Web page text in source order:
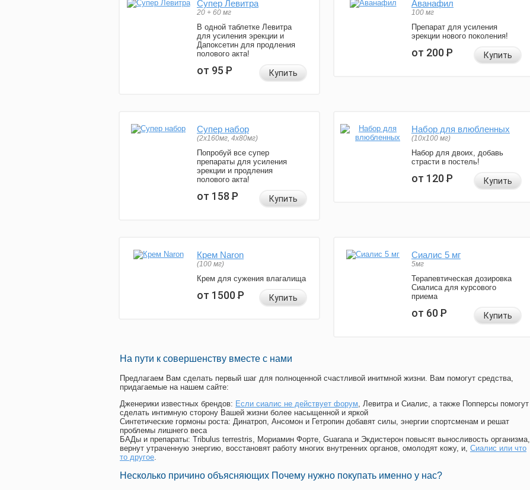
Супер Левитра
20 + 60 мг
В одной таблетке Левитра
для усиления эрекции и
Дапоксетин для продления
полового акта!
от 95Р Купить
Аванафил
100 мг
Препарат для усиления
эрекции нового поколения!
от 200Р Купить
Супер набор
(2х160мг, 4х80мг)
Попробуй все супер
препараты для усиления
эрекции и продления
полового акта!
от 158Р Купить
Набор для влюбленных
(10х100 мг)
Набор для двоих, добавь
страсти в постель!
от 120Р Купить
Крем Naron
(100 мг)
Крем для сужения влагалища
от 1500Р Купить
Сиалис 5 мг
5мг
Терапевтическая дозировка
Сиалиса для курсового
приема
от 60Р Купить
На пути к совершенству вместе с нами
Предлагаем Вам сделать первый шаг для полноценной счастливой инитмной жизни. Вам помогут средства,
придагаемые на нашем сайте:
Дженерики известных брендов: Если сиалис не действует форум, Левитра и Сиалис, а также Попперсы помогут
сделать интимную сторону Вашей жизни более насыщенной и яркой
Синтетические гормоны роста: Динатроп, Ансомон и Гетропин добавят силы, энергии спортсменам и решат
проблемы лишнего веса
БАДы и препараты: Tribulus terrestris, Мориамин Форте, Guarana и Экдистерон повысят выносливость организма,
вернут утраченную энергию, восстановят работу многих внутренних органов, омолодят кожу, и, Сиалис или что
то другое.
Несколько причино объясняющих Почему нужно покупать именно у нас?